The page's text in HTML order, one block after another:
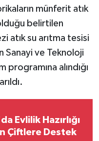
münferit atık
belirtilen
atık su arıtma tesisi
Sanayi ve Teknoloji
programına alındığı
Evlilik Hazırlığı
Çiftlere Destek